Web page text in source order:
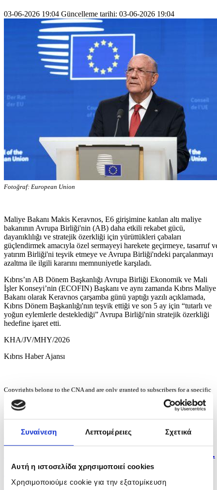
Συναίνεση Λεπτομέρειες Σχετικά
Αυτή η ιστοσελίδα χρησιμοποιεί cookies
Χρησιμοποιούμε cookie για την εξατομίκευση
03-06-2026 19:04 Güncelleme tarihi: 03-06-2026 19:04
Fotoğraf: European Union
Maliye Bakanı Makis Keravnos, E6 girişimine katılan altı maliye
bakanının Avrupa Birliği'nin (AB) daha etkili rekabet gücü,
dayanıklılığı ve stratejik özerkliği için yürüttükleri çabaları
güçlendirmek amacıyla özel sermayeyi harekete geçirmeye, tasarruf
yatırım Birliği'ni teşvik etmeye ve Avrupa Birliği'ndeki parçalanmayı
azaltma ile ilgili kararını memnuniyetle karşıladı.
Kıbrıs’ın AB Dönem Başkanlığı Avrupa Birliği Ekonomik ve Mali
İşler Konseyi’nin (ECOFIN) Başkanı ve aynı zamanda Kıbrıs Maliye
Bakanı olarak Keravnos çarşamba günü yaptığı yazılı açıklamada,
Kıbrıs Dönem Başkanlığı'nın teşvik ettiği ve son 5 ay için “tutarlı ve
yoğun eylemlerle desteklediği” Avrupa Birliği'nin stratejik özerkliği
hedefine işaret etti.
KHA/JV/MHY/2026
Kıbrıs Haber Ajansı
Copyrights belong to the CNA and are only granted to subscribers for a specific
Haber akışı
22 hours ago
Gelişmiş hava ulaşımı ve yıl boyunca turizm hedefi:...
23 hours ago